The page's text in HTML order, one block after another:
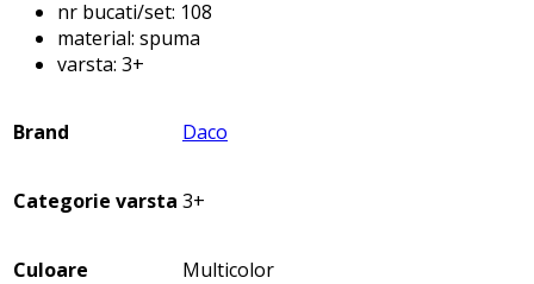
nr bucati/set: 108
material: spuma
varsta: 3+
Brand Daco
Categorie varsta 3+
Culoare Multicolor